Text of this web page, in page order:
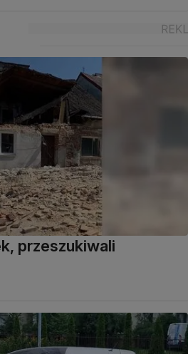
przeszukiwali